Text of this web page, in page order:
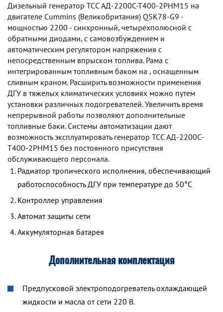
Дизельный генератор TCC АД-2200С-Т400-2РНМ15 на
двигателе Cummins (Великобритания) QSK78-G9 -
мощностью 2200 - синхронный, четырехполюсной с
обратными диодами, с самовозбуждением и
автоматическим регулятором напряжения с
непосредственным впрыском топлива. Рама с
интегрированным топливным баком на , оснащенным
сливным краном. Расширить возможности применения
ДГУ в тяжелых климатических условиях можно путем
установки различных подогревателей. Увеличить время
непрерывной работы позволяют дополнительные
топливные баки. Системы автоматизации дают
возможность эксплуатировать генератор TCC АД-2200С-
Т400-2РНМ15 без постоянного присутствия
обслуживающего персонала.
Радиатор тропического исполнения, обеспечивающий
работоспособность ДГУ при температуре до 50°С
Контроллер управления
Автомат защиты сети
Аккумуляторная батарея
Дополнительная комплектация
Предпусковой электроподогреватель охлаждающей
жидкости и масла от сети 220 В.